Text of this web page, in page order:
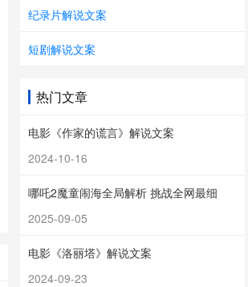
纪录片解说文案
短剧解说文案
热门文章
电影《作家的谎言》解说文案
2024-10-16
哪吒2魔童闹海全局解析 挑战全网最细
2025-09-05
电影《洛丽塔》解说文案
2024-09-23